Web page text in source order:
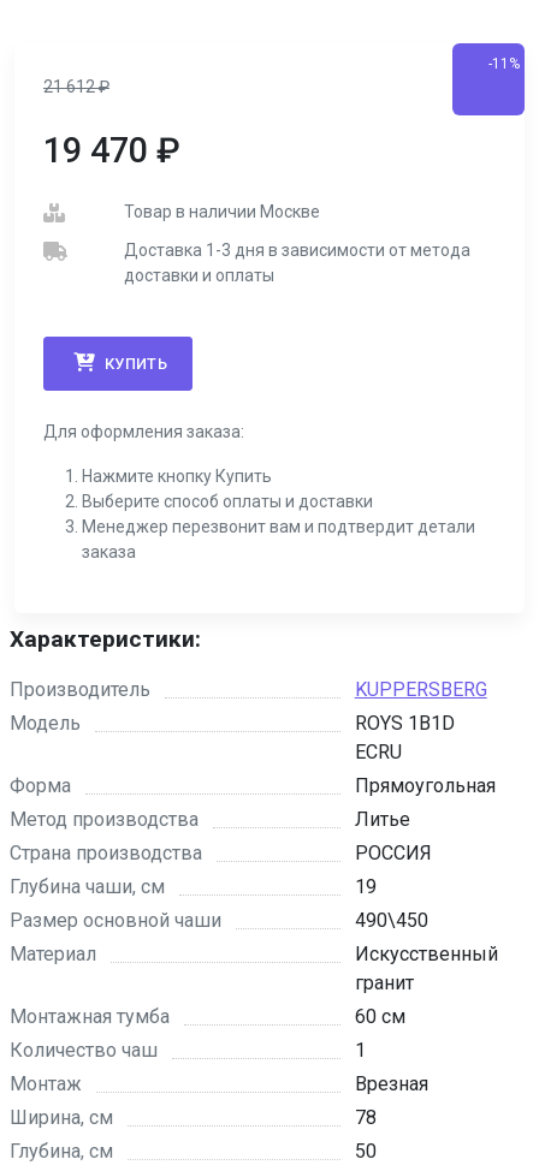
21 612₽
-11%
19 470 ₽
Товар в наличии Москве
Доставка 1-3 дня в зависимости от метода
доставки и оплаты
КУПИТЬ
Для оформления заказа:
Нажмите кнопку Купить
Выберите способ оплаты и доставки
Менеджер перезвонит вам и подтвердит детали
заказа
Характеристики:
Производитель
KUPPERSBERG
Модель
ROYS 1B1D
ECRU
Форма
Прямоугольная
Метод производства
Литье
Страна производства
РОССИЯ
Глубина чаши, см
19
Размер основной чаши
490\450
Материал
Искусственный
гранит
Монтажная тумба
60 см
Количество чаш
1
Монтаж
Врезная
Ширина, см
78
Глубина, см
50